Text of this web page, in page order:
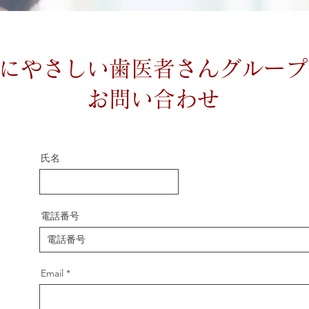
やさしい歯医者さんグルー
お問い合わせ
氏名
電話番号
Email